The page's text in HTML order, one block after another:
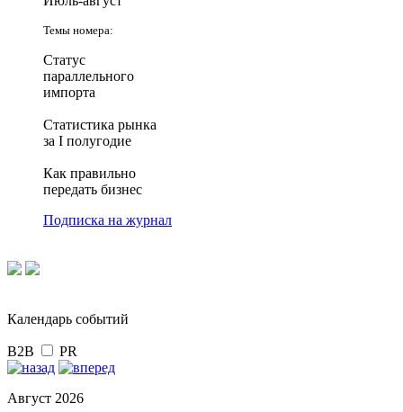
Темы номера:
Статус
параллельного
импорта
Статистика рынка
за I полугодие
Как правильно
передать бизнес
Подписка на журнал
Календарь событий
B2B PR
Август 2026